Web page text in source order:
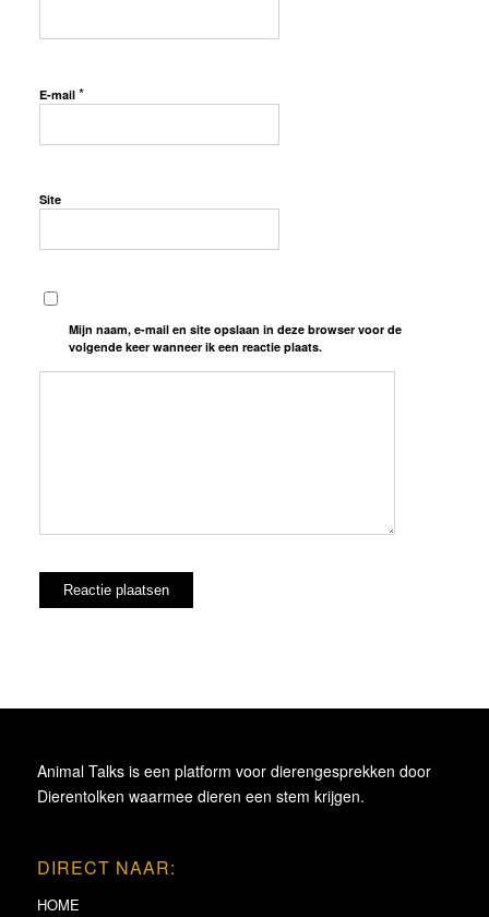
E-mail *
Site
Mijn naam, e-mail en site opslaan in deze browser voor de
volgende keer wanneer ik een reactie plaats.
Animal Talks is een platform voor dierengesprekken door
Dierentolken waarmee dieren een stem krijgen.
DIRECT NAAR:
HOME